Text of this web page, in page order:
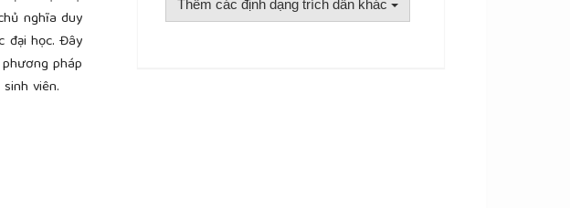
nghĩa duy
đại học. Đây
pháp
viên.
Thêm các định dạng trích dẫn khác